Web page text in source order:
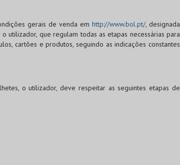
gerais de venda em http://www.bol.pt/, designada
utilizador, que regulam todas as etapas necessárias para
cartões e produtos, seguindo as indicações constantes
o utilizador, deve respeitar as seguintes etapas de